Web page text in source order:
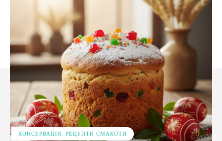
КОНСЕРВАЦІЯ. РЕЦЕПТИ СМАКОТИ